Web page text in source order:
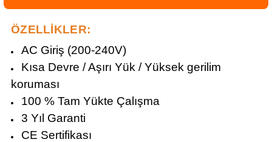
ÖZELLİKLER:
AC Giriş (200-240V)
Kısa Devre / Aşırı Yük / Yüksek gerilim
koruması
100 % Tam Yükte Çalışma
3 Yıl Garanti
CE Sertifikası